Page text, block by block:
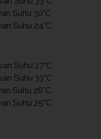
Suhu 30°C
Suhu 24°C
Suhu 27°C
Suhu 33°C
Suhu 26°C
Suhu 25°C